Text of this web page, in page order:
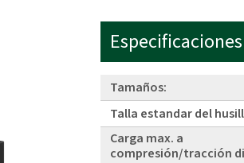
Tamaños:
Talla estandar del
Carga max. a
compresión/tracción